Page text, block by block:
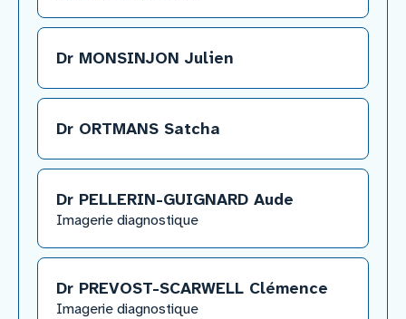
Dr MONSINJON Julien
Dr ORTMANS Satcha
Dr PELLERIN-GUIGNARD Aude
​Imagerie diagnostique
Dr PREVOST-SCARWELL Clémence
​Imagerie diagnostique